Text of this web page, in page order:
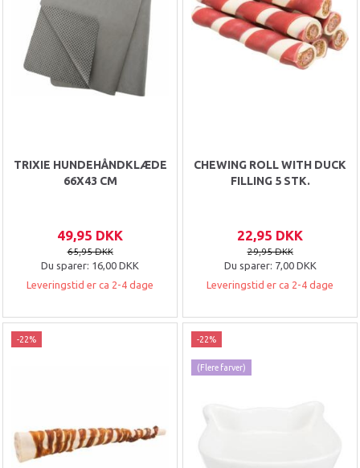
TRIXIE HUNDEHÅNDKLÆDE
66X43 CM
49,95 DKK
65,95 DKK
Du sparer: 16,00 DKK
Leveringstid er ca 2-4 dage
CHEWING ROLL WITH DUCK
FILLING 5 STK.
22,95 DKK
29,95 DKK
Du sparer: 7,00 DKK
Leveringstid er ca 2-4 dage
-22% -22%
(Flere farver)